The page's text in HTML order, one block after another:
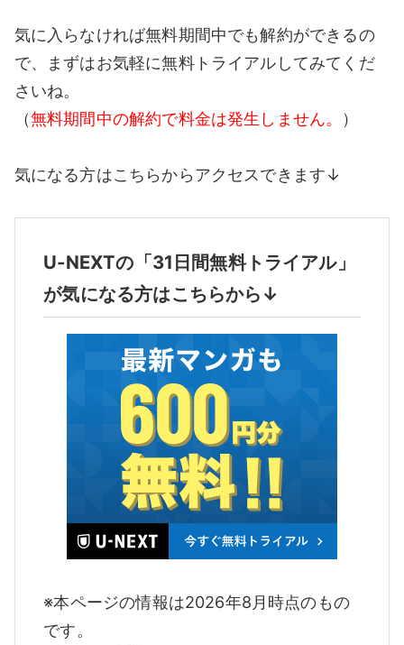
気に入らなければ無料期間中でも解約ができるの
で、まずはお気軽に無料トライアルしてみてくだ
さいね。
（無料期間中の解約で料金は発生しません。 ）
気になる方はこちらからアクセスできます↓
U-NEXTの「31日間無料トライアル」
が気になる方はこちらから↓
※本ページの情報は2026年8月時点のもの
です。